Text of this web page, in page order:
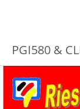
PGI580 &